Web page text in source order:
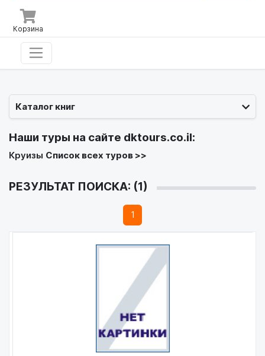
Корзина
Каталог книг
Наши туры на сайте dktours.co.il:
Круизы Список всех туров >>
РЕЗУЛЬТАТ ПОИСКА: (1)
1